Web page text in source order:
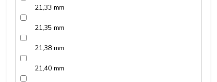
21,33 mm
21,35 mm
21,38 mm
21,40 mm